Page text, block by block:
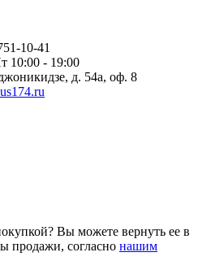
10-41
10:00 - 19:00
д. 54а, оф. 8
Вы можете вернуть ее в
продажи, согласно нашим